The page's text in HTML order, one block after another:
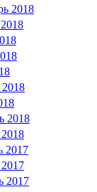
2018
2018
2017
2017